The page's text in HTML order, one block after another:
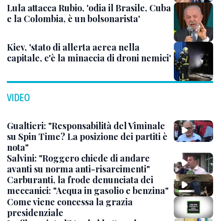
Lula attacca Rubio, 'odia il Brasile, Cuba
e la Colombia, è un bolsonarista'
Kiev, 'stato di allerta aerea nella
capitale, c'è la minaccia di droni nemici'
VIDEO
Gualtieri: "Responsabilità del Viminale
su Spin Time? La posizione dei partiti è
nota"
Salvini: "Roggero chiede di andare
avanti su norma anti-risarcimenti"
Carburanti, la frode denunciata dei
meccanici: "Acqua in gasolio e benzina"
Come viene concessa la grazia
presidenziale